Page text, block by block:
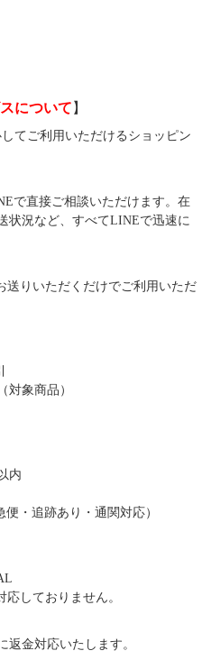
について 】
てご利用いただけるショッピン
で直接ご相談いただけます。在
状況など、すべてLINEで迅速に
りいただくだけでご利用いただ
対象商品）
内
便・追跡あり・通関対応）
しておりません。
金対応いたします。